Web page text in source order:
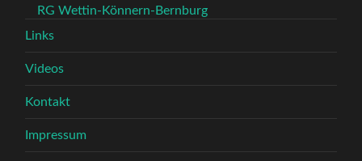
RG Wettin-Könnern-Bernburg
Links
Videos
Kontakt
Impressum